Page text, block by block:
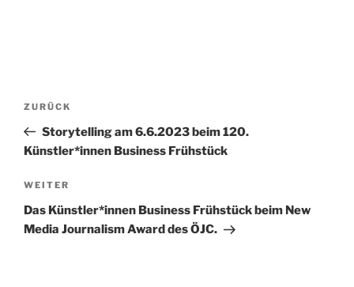
Beitrags-
Vorheriger
Beitrag
ZURÜCK
Storytelling am 6.6.2023 beim 120.
Künstler*innen Business Frühstück
Nächster
Beitrag
WEITER
Das Künstler*innen Business Frühstück beim New
Media Journalism Award des ÖJC.